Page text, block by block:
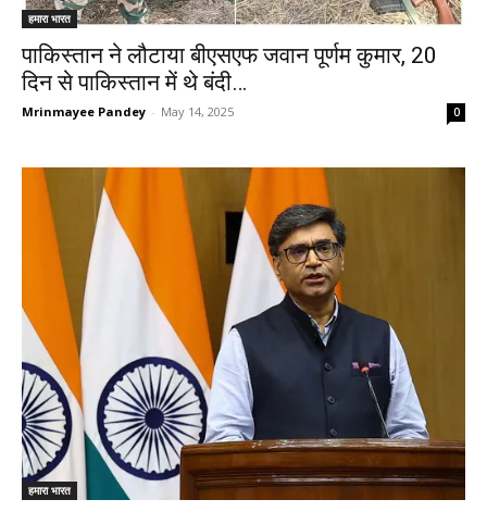
हमारा भारत
पाकिस्तान ने लौटाया बीएसएफ जवान पूर्णम कुमार, 20
दिन से पाकिस्तान में थे बंदी…
Mrinmayee Pandey - May 14, 2025 0
हमारा भारत